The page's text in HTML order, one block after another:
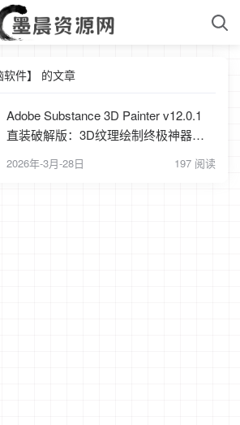
件】 的文章
Adobe Substance 3D Painter v12.0.1
直装破解版：3D纹理绘制终极神器，
2026年-3月-28日 197 阅读